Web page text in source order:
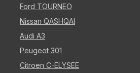
Ford TOURNEO
Nissan QASHQAI
Audi A3
Peugeot 301
Citroen C-ELYSEE